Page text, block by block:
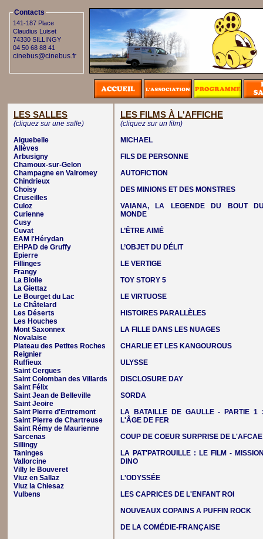
Contacts
141-187 Place
Claudius Luiset
74330 SILLINGY
04 50 68 88 41
cinebus@cinebus.fr
LES SALLES
(cliquez sur une salle)
Aiguebelle
Allèves
Arbusigny
Chamoux-sur-Gelon
Champagne en Valromey
Chindrieux
Choisy
Cruseilles
Culoz
Curienne
Cusy
Cuvat
EAM l'Hérydan
EHPAD de Gruffy
Epierre
Fillinges
Frangy
La Biolle
La Giettaz
Le Bourget du Lac
Le Châtelard
Les Déserts
Les Houches
Mont Saxonnex
Novalaise
Plateau des Petites Roches
Reignier
Ruffieux
Saint Cergues
Saint Colomban des Villards
Saint Félix
Saint Jean de Belleville
Saint Jeoire
Saint Pierre d'Entremont
Saint Pierre de Chartreuse
Saint Rémy de Maurienne
Sarcenas
Sillingy
Taninges
Vallorcine
Villy le Bouveret
Viuz en Sallaz
Viuz la Chiesaz
Vulbens
LES FILMS À L'AFFICHE
(cliquez sur un film)
MICHAEL
FILS DE PERSONNE
AUTOFICTION
DES MINIONS ET DES MONSTRES
VAIANA, LA LEGENDE DU BOUT
MONDE
L’ÊTRE AIMÉ
L’OBJET DU DÉLIT
LE VERTIGE
TOY STORY 5
LE VIRTUOSE
HISTOIRES PARALLÈLES
LA FILLE DANS LES NUAGES
CHARLIE ET LES KANGOUROUS
ULYSSE
DISCLOSURE DAY
SORDA
LA BATAILLE DE GAULLE - PARTIE 1
L'ÂGE DE FER
COUP DE COEUR SURPRISE DE L'AFCAE
LA PAT'PATROUILLE : LE FILM -
DINO
L'ODYSSÉE
LES CAPRICES DE L'ENFANT ROI
NOUVEAUX COPAINS A PUFFIN ROCK
DE LA COMÉDIE-FRANÇAISE